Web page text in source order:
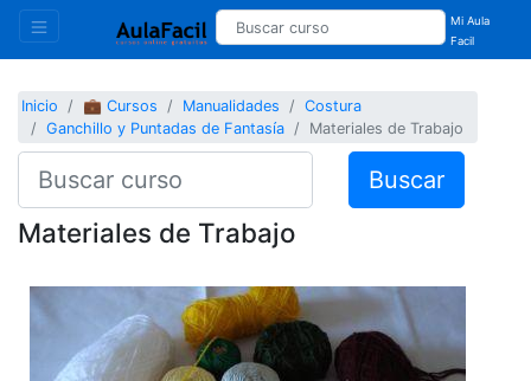
Mi Aula
Facil
Inicio 💼 Cursos Manualidades
Costura
Ganchillo y Puntadas de Fantasía
Materiales de Trabajo
Buscar
Materiales de Trabajo